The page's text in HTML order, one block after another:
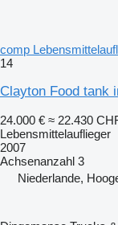
comp
14
Clayton Food tank
24.000 € ≈ 22.430
Lebensmittelauflieger
2007
Achsenanzahl 3
Niederlande,